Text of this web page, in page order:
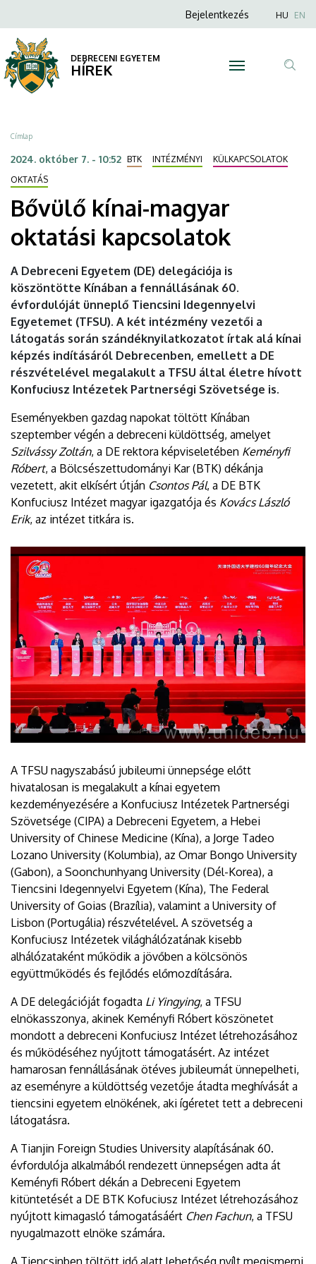
kínai-
magyar
oktatási
kapcsolatok
DEBRECENI
EGYETEM
a
tartalomra
Anonim
menüje
Bejelentkezés HU EN
DEBRECENI EGYETEM
HÍREK
Morzsa
Címlap
2024. október 7. - 10:52 BTK INTÉZMÉNYI
KÜLKAPCSOLATOK
OKTATÁS
Bővülő kínai-magyar
oktatási kapcsolatok
A Debreceni Egyetem (DE) delegációja is
köszöntötte Kínában a fennállásának 60.
évfordulóját ünneplő Tiencsini Idegennyelvi
Egyetemet (TFSU). A két intézmény vezetői a
látogatás során szándéknyilatkozatot írtak alá kínai
képzés indításáról Debrecenben, emellett a DE
részvételével megalakult a TFSU által életre hívott
Konfuciusz Intézetek Partnerségi Szövetsége is.
Eseményekben gazdag napokat töltött Kínában
szeptember végén a debreceni küldöttség, amelyet
Szilvássy Zoltán, a DE rektora képviseletében Keményfi
Róbert, a Bölcsészettudományi Kar (BTK) dékánja
vezetett, akit elkísért útján Csontos Pál, a DE BTK
Konfuciusz Intézet magyar igazgatója és Kovács László
Erik, az intézet titkára is.
A TFSU nagyszabású jubileumi ünnepsége előtt
hivatalosan is megalakult a kínai egyetem
kezdeményezésére a Konfuciusz Intézetek Partnerségi
Szövetsége (CIPA) a Debreceni Egyetem, a Hebei
University of Chinese Medicine (Kína), a Jorge Tadeo
Lozano University (Kolumbia), az Omar Bongo University
(Gabon), a Soonchunhyang University (Dél-Korea), a
Tiencsini Idegennyelvi Egyetem (Kína), The Federal
University of Goias (Brazília), valamint a University of
Lisbon (Portugália) részvételével. A szövetség a
Konfuciusz Intézetek világhálózatának kisebb
alhálózataként működik a jövőben a kölcsönös
együttműködés és fejlődés előmozdítására.
A DE delegációját fogadta Li Yingying, a TFSU
elnökasszonya, akinek Keményfi Róbert köszönetet
mondott a debreceni Konfuciusz Intézet létrehozásához
és működéséhez nyújtott támogatásért. Az intézet
hamarosan fennállásának ötéves jubileumát ünnepelheti,
az eseményre a küldöttség vezetője átadta meghívását a
tiencsini egyetem elnökének, aki ígéretet tett a debreceni
látogatásra.
A Tianjin Foreign Studies University alapításának 60.
évfordulója alkalmából rendezett ünnepségen adta át
Keményfi Róbert dékán a Debreceni Egyetem
kitüntetését a DE BTK Kofuciusz Intézet létrehozásához
nyújtott kimagasló támogatásáért Chen Fachun, a TFSU
nyugalmazott elnöke számára.
A Tiencsinben töltött idő alatt lehetőség nyílt megismerni